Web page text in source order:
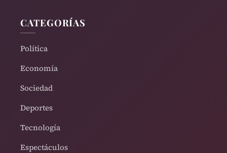
CATEGORÍAS
Política
Economía
Sociedad
Deportes
Tecnología
Espectáculos